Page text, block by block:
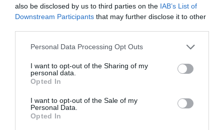
also be disclosed by us to third parties on the IAB’s List of
Downstream Participants that may further disclose it to other
Personal Data Processing Opt Outs
I want to opt-out of the Sharing of my
personal data.
Opted In
I want to opt-out of the Sale of my
Personal Data.
Opted In
Índex2P
Deporvillage
Publicidad
2Playbook Club